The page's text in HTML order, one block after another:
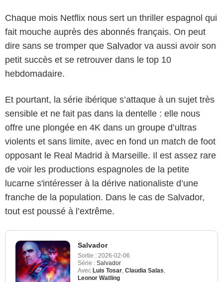
Chaque mois Netflix nous sert un thriller espagnol qui
fait mouche auprès des abonnés français. On peut
dire sans se tromper que Salvador va aussi avoir son
petit succès et se retrouver dans le top 10
hebdomadaire.
Et pourtant, la série ibérique s’attaque à un sujet très
sensible et ne fait pas dans la dentelle : elle nous
offre une plongée en 4K dans un groupe d’ultras
violents et sans limite, avec en fond un match de foot
opposant le Real Madrid à Marseille. Il est assez rare
de voir les productions espagnoles de la petite
lucarne s'intéresser à la dérive nationaliste d’une
franche de la population. Dans le cas de Salvador,
tout est poussé à l’extrême.
Salvador
Sortie : 2026-02-06
Série : Salvador
Avec Luis Tosar Claudia Salas
Leonor Watling